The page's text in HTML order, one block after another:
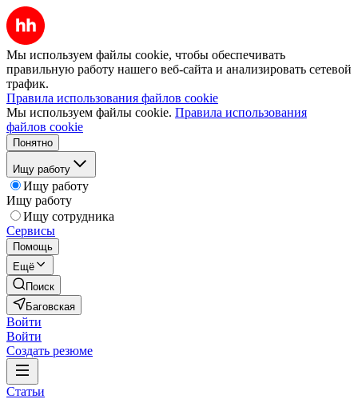
Мы используем файлы cookie, чтобы обеспечивать
правильную работу нашего веб-сайта и анализировать сетевой
трафик.
Правила использования файлов cookie
Мы используем файлы cookie. Правила использования
файлов cookie
Понятно
Ищу работу
Ищу работу
Ищу работу
Ищу сотрудника
Сервисы
Помощь
Ещё
Поиск
Баговская
Войти
Войти
Создать резюме
Статьи